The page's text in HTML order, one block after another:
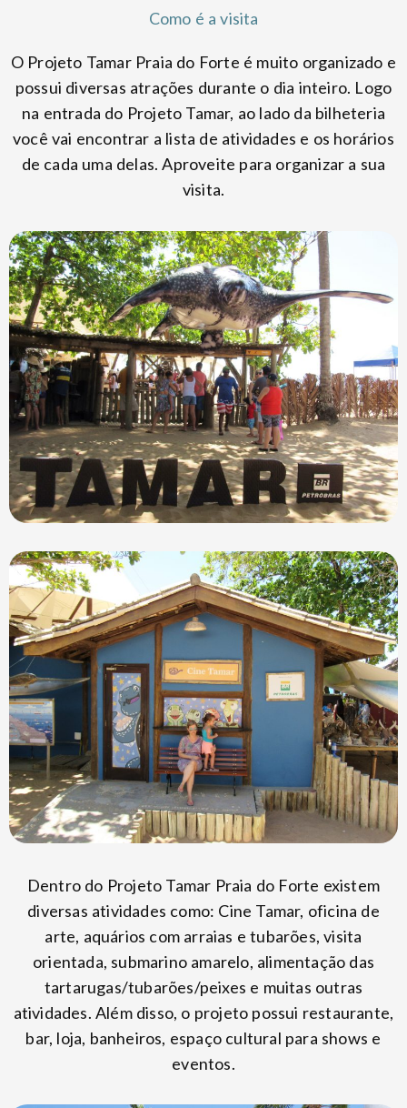
Como é a visita
O Projeto Tamar Praia do Forte é muito organizado e
possui diversas atrações durante o dia inteiro. Logo
na entrada do Projeto Tamar, ao lado da bilheteria
você vai encontrar a lista de atividades e os horários
de cada uma delas. Aproveite para organizar a sua
visita.
Dentro do Projeto Tamar Praia do Forte existem
diversas atividades como: Cine Tamar, oficina de
arte, aquários com arraias e tubarões, visita
orientada, submarino amarelo, alimentação das
tartarugas/tubarões/peixes e muitas outras
atividades. Além disso, o projeto possui restaurante,
bar, loja, banheiros, espaço cultural para shows e
eventos.